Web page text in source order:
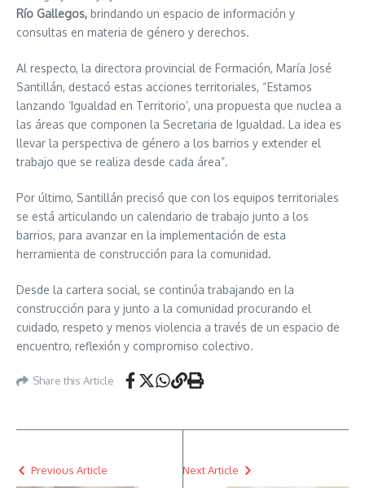
Río Gallegos, brindando un espacio de información y
consultas en materia de género y derechos.
Al respecto, la directora provincial de Formación, María José
Santillán, destacó estas acciones territoriales, “Estamos
lanzando ‘Igualdad en Territorio’, una propuesta que nuclea a
las áreas que componen la Secretaria de Igualdad. La idea es
llevar la perspectiva de género a los barrios y extender el
trabajo que se realiza desde cada área”.
Por último, Santillán precisó que con los equipos territoriales
se está articulando un calendario de trabajo junto a los
barrios, para avanzar en la implementación de esta
herramienta de construcción para la comunidad.
Desde la cartera social, se continúa trabajando en la
construcción para y junto a la comunidad procurando el
cuidado, respeto y menos violencia a través de un espacio de
encuentro, reflexión y compromiso colectivo.
Share this Article
Previous Article Next Article